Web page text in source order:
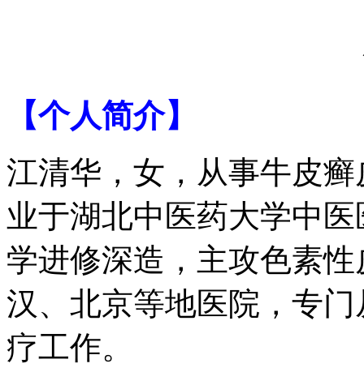
【个人简介】
江清华，女，从事牛皮
业于湖北中医药大学中
学进修深造，主攻色素
汉、北京等地医院，专
疗工作。